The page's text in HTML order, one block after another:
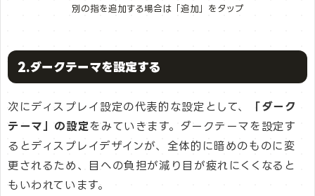
別の指を追加する場合は「追加」をタップ
2.ダークテーマを設定する
次にディスプレイ設定の代表的な設定として、
「ダーク
テーマ」の設定をみていきます。ダークテーマを設定す
るとディスプレイデザインが、全体的に暗めのものに変
更されるため、目への負担が減り目が疲れにくくなると
もいわれています。